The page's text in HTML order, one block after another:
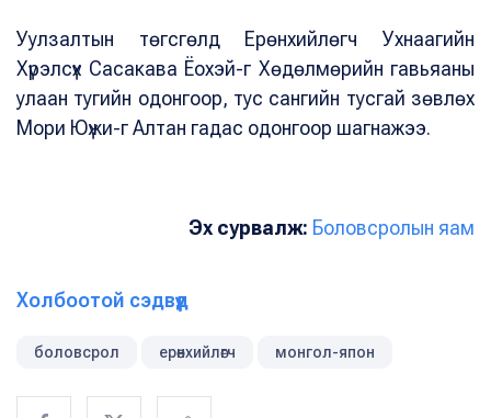
Уулзалтын төгсгөлд Ерөнхийлөгч Ухнаагийн
Хүрэлсүх Сасакава Ёохэй-г Хөдөлмөрийн гавьяаны
улаан тугийн одонгоор, тус сангийн тусгай зөвлөх
Мори Юүжи-г Алтан гадас одонгоор шагнажээ.
Эх сурвалж: Боловсролын яам
Холбоотой сэдвүүд
боловсрол ерөнхийлөгч монгол-япон